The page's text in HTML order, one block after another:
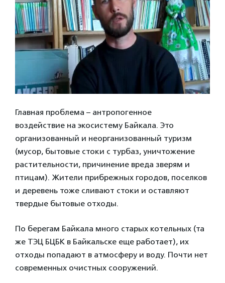
Главная проблема – антропогенное
воздействие на экосистему Байкала. Это
организованный и неорганизованный туризм
(мусор, бытовые стоки с турбаз, уничтожение
растительности, причинение вреда зверям и
птицам). Жители прибрежных городов, поселков
и деревень тоже сливают стоки и оставляют
твердые бытовые отходы.
По берегам Байкала много старых котельных (та
же ТЭЦ БЦБК в Байкальске еще работает), их
отходы попадают в атмосферу и воду. Почти нет
современных очистных сооружений.